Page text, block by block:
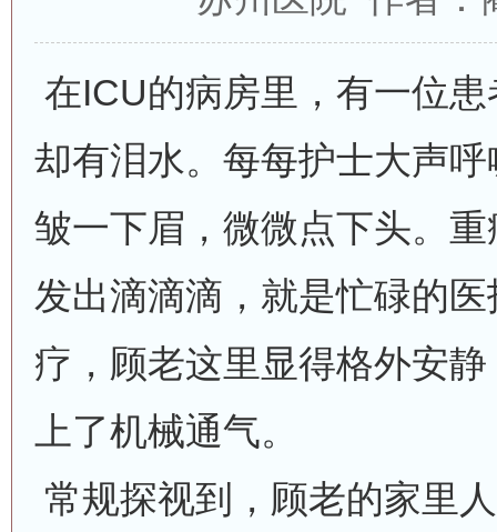
在ICU的病房里，有一位
却有泪水。每每护士大声
皱一下眉，微微点下头。
发出滴滴滴，就是忙碌的
疗，顾老这里显得格外安
上了机械通气。
常规探视到，顾老的家里